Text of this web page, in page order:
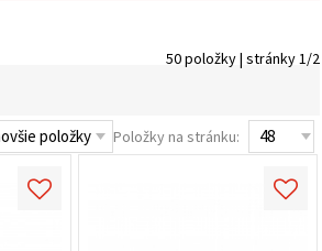
50 položky | stránky 1/2
Položky na stránku: